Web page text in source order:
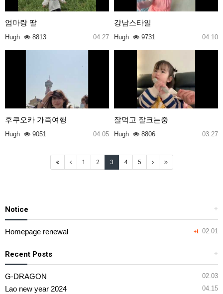
엄마랑 딸
Hugh 8813 04.27
강남스타일
Hugh 9731 04.10
후쿠오카 가족여행
Hugh 9051 04.05
잘먹고 잘크는중
Hugh 8806 03.27
1 2 3 4 5
+
Notice
+1 02.01
Homepage renewal
+
Recent Posts
02.03
G-DRAGON
04.15
Lao new year 2024